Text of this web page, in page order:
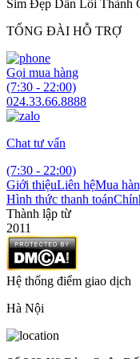
Sim Đẹp Dẫn Lối Thành
TỔNG ĐÀI HỖ TRỢ
Gọi mua hàng
(7:30 - 22:00)
024.33.66.8888
Chat tư vấn
(7:30 - 22:00)
Giới thiệuLiên hệMua
Hình thức thanh toán
Thành lập từ
2011
Hệ thống điểm giao dịch
Hà Nội